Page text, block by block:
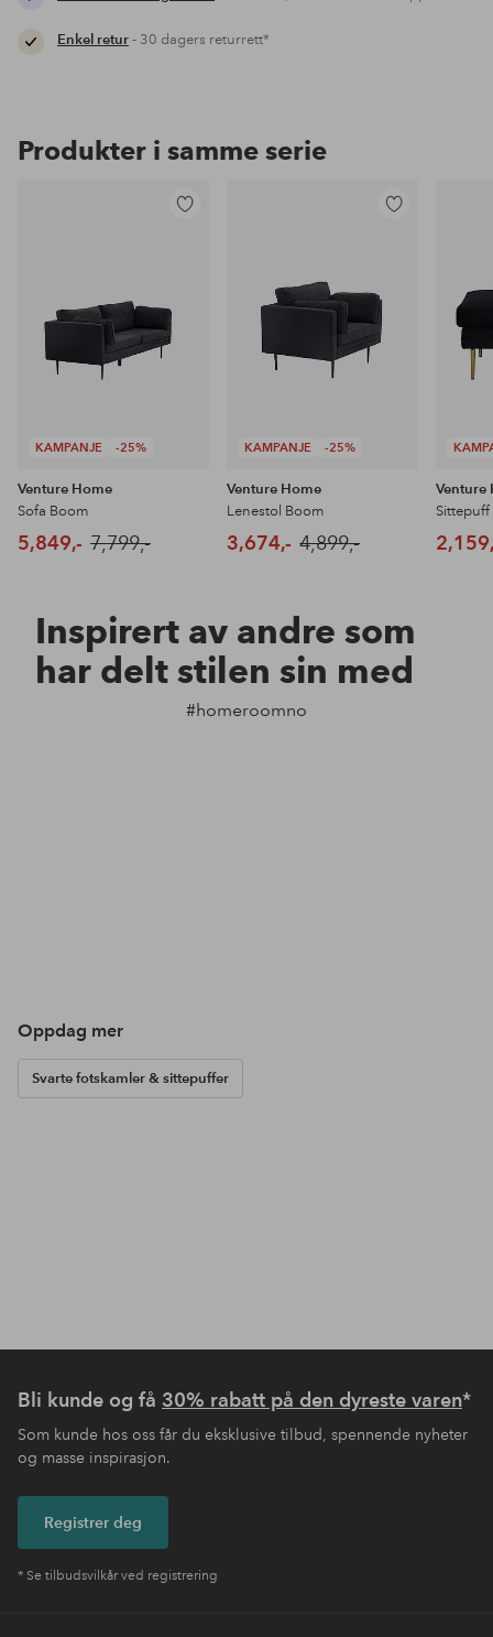
Enkel retur- 30 dagers returrett*
Produkter i samme serie
KAMPANJE -25%
Venture Home
Sofa Boom
5,849,- 7,799,-
KAMPANJE -25%
Venture Home
Lenestol Boom
3,674,- 4,899,-
Venture
Inspirert av andre som
har delt stilen sin med
#homeroomno
Oppdag mer
Svarte fotskamler & sittepuffer
Bli kunde og få 30% rabatt på den dyreste varen*
Som kunde hos oss får du eksklusive tilbud, spennende nyheter
og masse inspirasjon.
Registrer deg
* Se tilbudsvilkår ved registrering